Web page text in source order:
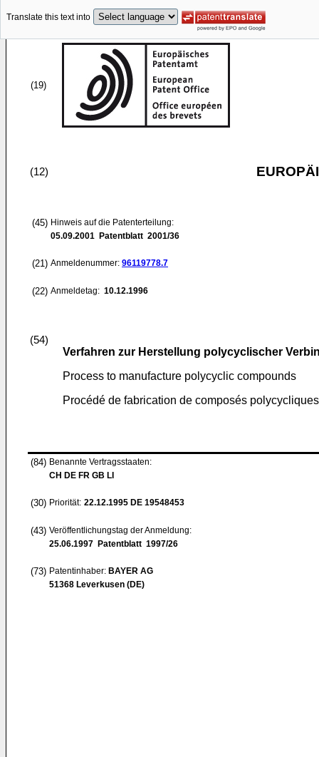
Translate this text into
(19)
(12)
(45) Hinweis auf die Patenterteilung:
05.09.2001 Patentblatt 2001/36
(21) Anmeldenummer: 96119778.7
(22) Anmeldetag: 10.12.1996
(54)
Verfahren zur Herstellung polycyclischer
Process to manufacture polycyclic compounds
Procédé de fabrication de composés polycycliques
(84) Benannte Vertragsstaaten:
CH DE FR GB LI
(30) Priorität: 22.12.1995 DE 19548453
(43) Veröffentlichungstag der Anmeldung:
25.06.1997 Patentblatt 1997/26
(73) Patentinhaber: BAYER AG
51368 Leverkusen (DE)